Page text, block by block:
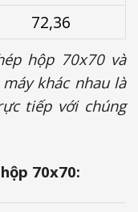
72,36
hộp 70x70 và
khác nhau là
tiếp với chúng
70x70: